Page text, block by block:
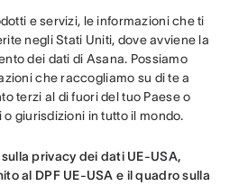
e servizi, le informazioni che ti
negli Stati Uniti, dove avviene la
dei dati di Asana. Possiamo
che raccogliamo su di te a
terzi al di fuori del tuo Paese o
giurisdizioni in tutto il mondo.
privacy dei dati UE-USA,
al DPF UE-USA e il quadro sulla